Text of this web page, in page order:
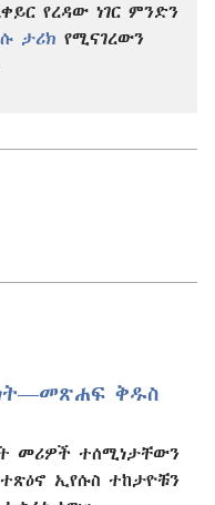
የረዳው ነገር ምንድን
ታሪክ የሚናገረውን
ቅዱስ
መሪዎች ተሰሚነታቸውን
ኢየሱስ ተከታዮቹን